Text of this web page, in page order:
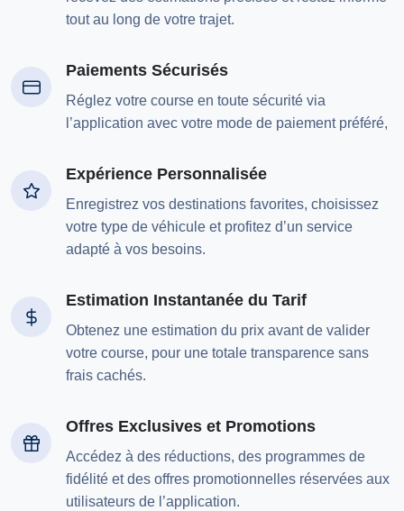
tout au long de votre trajet.
Paiements Sécurisés
Réglez votre course en toute sécurité via
l’application avec votre mode de paiement préféré,
Expérience Personnalisée
Enregistrez vos destinations favorites, choisissez
votre type de véhicule et profitez d’un service
adapté à vos besoins.
Estimation Instantanée du Tarif
Obtenez une estimation du prix avant de valider
votre course, pour une totale transparence sans
frais cachés.
Offres Exclusives et Promotions
Accédez à des réductions, des programmes de
fidélité et des offres promotionnelles réservées aux
utilisateurs de l’application.